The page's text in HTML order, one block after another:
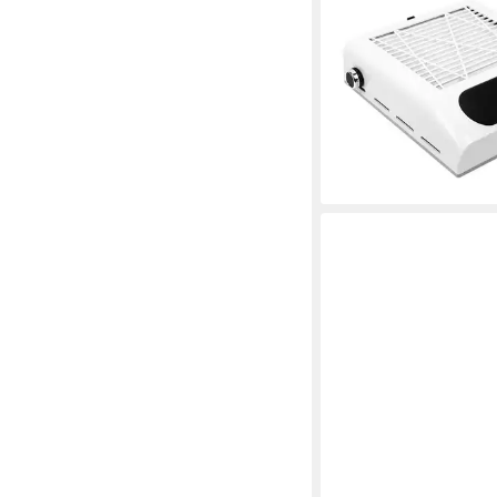
Staubsauger, für
Home Salon, leise,
Nagelstaubsauger
53,99 €
120,99 €
lieferbar - in 4-5